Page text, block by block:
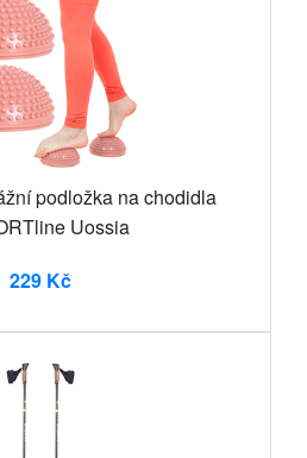
podložka na chodidla
Uossia
229 Kč